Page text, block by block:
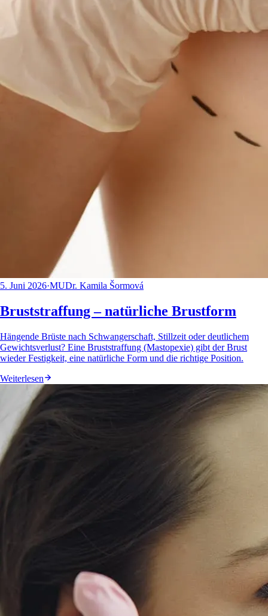
5. Juni 2026·MUDr. Kamila Šormová
Bruststraffung – natürliche Brustform
Hängende Brüste nach Schwangerschaft, Stillzeit oder deutlichem
Gewichtsverlust? Eine Bruststraffung (Mastopexie) gibt der Brust
wieder Festigkeit, eine natürliche Form und die richtige Position.
Weiterlesen